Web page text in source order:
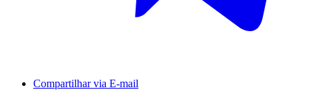
Compartilhar via E-mail